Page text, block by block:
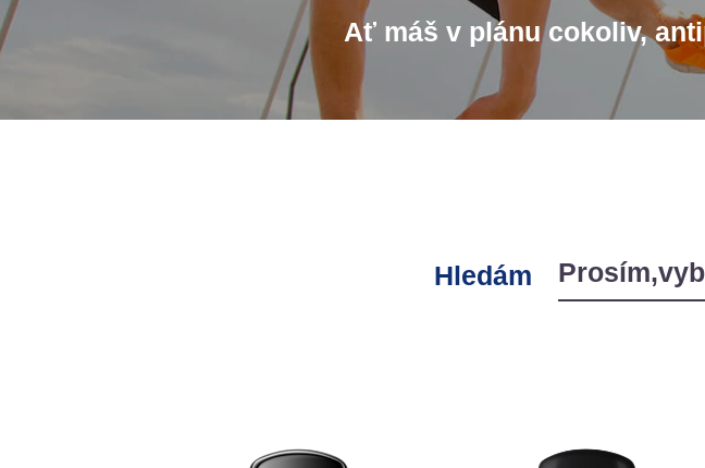
Ať máš v plánu cokoliv,
Hledám